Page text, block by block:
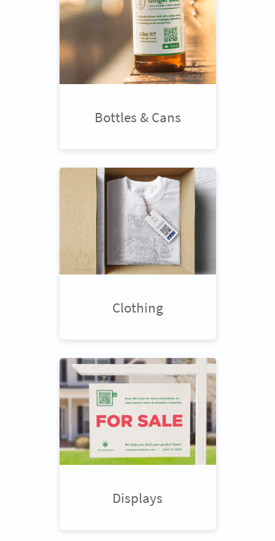
Bottles & Cans
Clothing
Displays